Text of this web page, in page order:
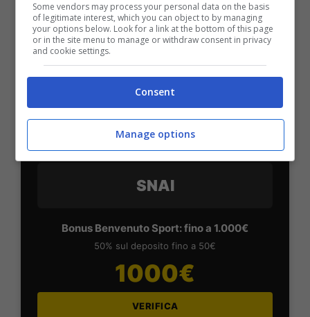
Per i nuovi utenti della piattaforma: 100% fino a 50€ in
Bonus Scommesse + 100% fino a 2000€ in Bonus
Sport
2050€
VERIFICA
Mostra Informazioni
SNAI
Bonus Benvenuto Sport: fino a 1.000€
50% sul deposito fino a 50€
1000€
VERIFICA
Some vendors may process your personal data on the basis
of legitimate interest, which you can object to by managing
your options below. Look for a link at the bottom of this page
or in the site menu to manage or withdraw consent in privacy
and cookie settings.
Consent
Manage options